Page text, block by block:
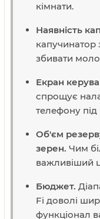
кімнати.
Наявність
капучинатор
збивати
Екран
спрощує
телефону
Об'єм
зерен. Чим
важливіший
Бюджет.
Fi доволі
функціонал